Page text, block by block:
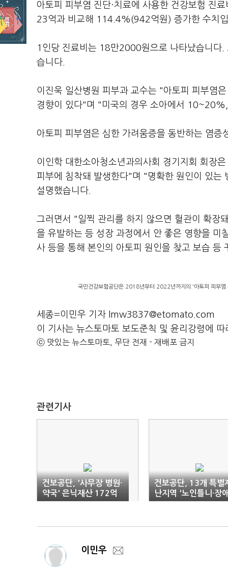
아토피 피부염 진단·치료에 사용한 건강보험 진
23억과 비교해 114.4%(942억원) 증가한 수치
1인당 진료비는 18만2000원으로 나타났습니
습니다.
이진욱 일산병원 피부과 교수는 "아토피 피부염
경향이 있다"며 "미국의 경우 소아에서
아토피 피부염은 심한 가려움증을 동반하는 염
이인학 대한소아청소년과의사회 경기지회 회장
피부에 침착돼 발생한다"며 "명확한 원인이 있는
설명했습니다.
그러면서 "일찍 관리를 하지 않으면 혈관이 확장
을 유발하는 등 성장 과정에서 안 좋은 영향을
사 등을 통해 본인의 아토피 원인을 찾고 보습 등
국민건강보험공단은 2018년부터 2022년까지의 '아토피 피부염
세종=이민우 기자 lmw3837@etomato.com
이 기사는 뉴스토마토 보도준칙 및 윤리강령에
ⓒ 맛있는 뉴스토마토, 무단 전재 - 재배포 금지
관련기사
건보공단, '사무장 병원·
약국' 은닉재산 172억
원 환수
건보공단, 13개 특별
난지역 '노인틀니·장
보조기' 지원
이민우